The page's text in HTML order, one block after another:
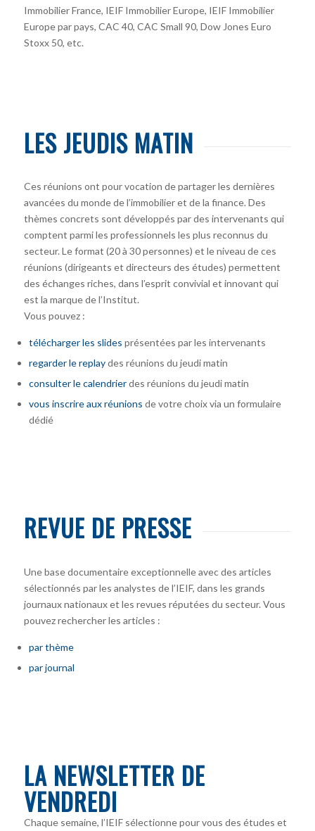
Immobilier France, IEIF Immobilier Europe, IEIF Immobilier
Europe par pays, CAC 40, CAC Small 90, Dow Jones Euro
Stoxx 50, etc.
LES JEUDIS MATIN
Ces réunions ont pour vocation de partager les dernières
avancées du monde de l’immobilier et de la finance. Des
thèmes concrets sont développés par des intervenants qui
comptent parmi les professionnels les plus reconnus du
secteur. Le format (20 à 30 personnes) et le niveau de ces
réunions (dirigeants et directeurs des études) permettent
des échanges riches, dans l’esprit convivial et innovant qui
est la marque de l’Institut.
Vous pouvez :
télécharger les slides présentées par les intervenants
regarder le replaydes réunions du jeudi matin
consulter le calendrierdes réunions du jeudi matin
vous inscrire aux réunions de votre choix via un formulaire
dédié
REVUE DE PRESSE
Une base documentaire exceptionnelle avec des articles
sélectionnés par les analystes de l’IEIF, dans les grands
journaux nationaux et les revues réputées du secteur. Vous
pouvez rechercher les articles :
par thème
par journal
LA NEWSLETTER DE
VENDREDI
Chaque semaine, l’IEIF sélectionne pour vous des études et